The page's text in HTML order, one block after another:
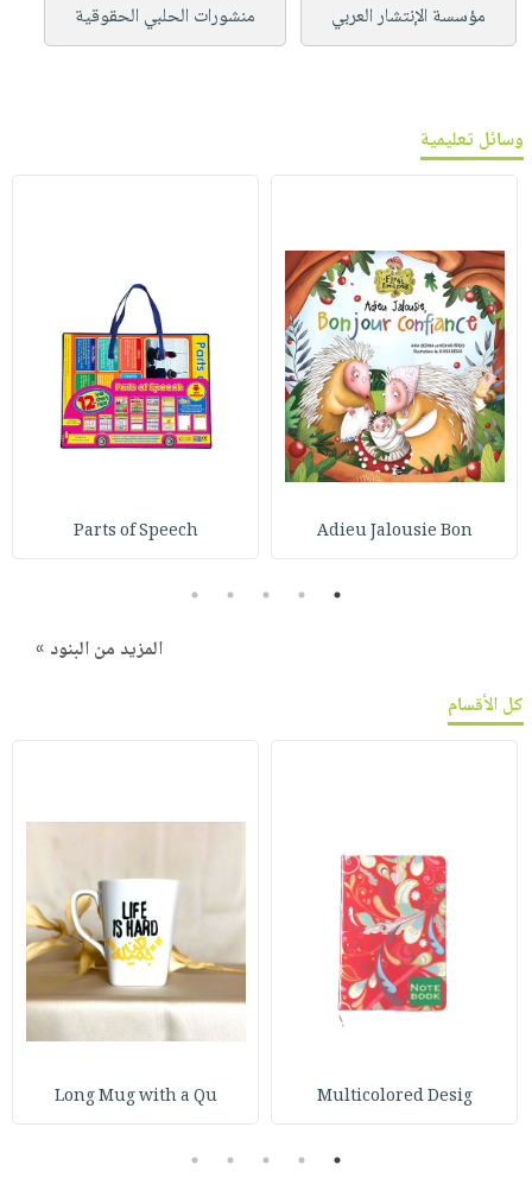
مؤسسة الإنتشار العربي منشورات الحلبي الحقوقية
وسائل تعليمية
Adieu Jalousie Bon
Parts of Speech
1
2
3
4
5
المزيد من البنود »
كل الأقسام
Multicolored Desig
Long Mug with a Qu
1
2
3
4
5